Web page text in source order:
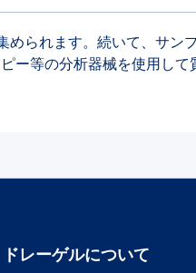
られます。続いて、サン
等の分析器械を使用して
ドレーゲル​について